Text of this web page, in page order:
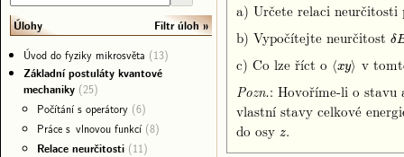
a) Určete relaci
b) Vypočítejte neurčitost δ
δB
c) Co lze říct o ⟨xy⟩
⟨xy⟩ v
Pozn.: Hovoříme-li o stavu
vlastní stavy celkové
do osy z
z.
Úlohy
Filtr úloh
Úvod do fyziky mikrosvěta (13)
Základní postuláty kvantové
mechaniky (25)
Počítání s operátory (6)
Práce s vlnovou funkcí (8)
Relace neurčitosti (11)